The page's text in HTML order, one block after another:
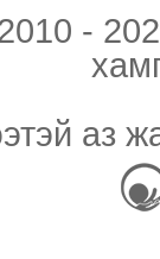
-
аз